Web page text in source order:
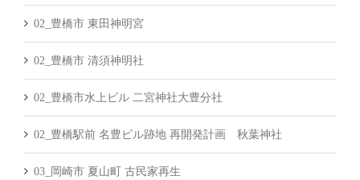
02_豊橋市 東田神明宮
02_豊橋市 清須神明社
02_豊橋市水上ビル 二宮神社大豊分社
02_豊橋駅前 名豊ビル跡地 再開発計画 秋葉神社
03_岡崎市 夏山町 古民家再生